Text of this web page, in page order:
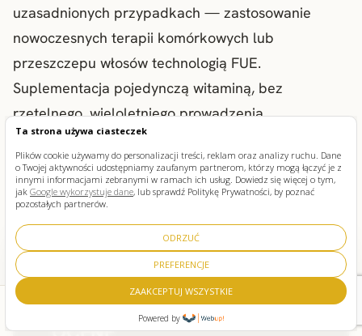
Ta strona używa ciasteczek
Plików cookie używamy do personalizacji treści, reklam oraz analizy ruchu. Dane
o Twojej aktywności udostępniamy zaufanym partnerom, którzy mogą łączyć je z
innymi informacjami zebranymi w ramach ich usług. Dowiedz się więcej o tym,
jak Google wykorzystuje dane, lub sprawdź Politykę Prywatności, by poznać
pozostałych partnerów.
ODRZUĆ
PREFERENCJE
ZAAKCEPTUJ WSZYSTKIE
Powered by
uzasadnionych przypadkach — zastosowanie
nowoczesnych terapii komórkowych lub
przeszczepu włosów technologią FUE.
Suplementacja pojedynczą witaminą, bez
rzetelnego, wieloletniego prowadzenia
medycznego pacjenta, nie rozwiązuje problemów
natury genetycznej i hormonalnej.
UMÓW INDYWIDUALNĄ